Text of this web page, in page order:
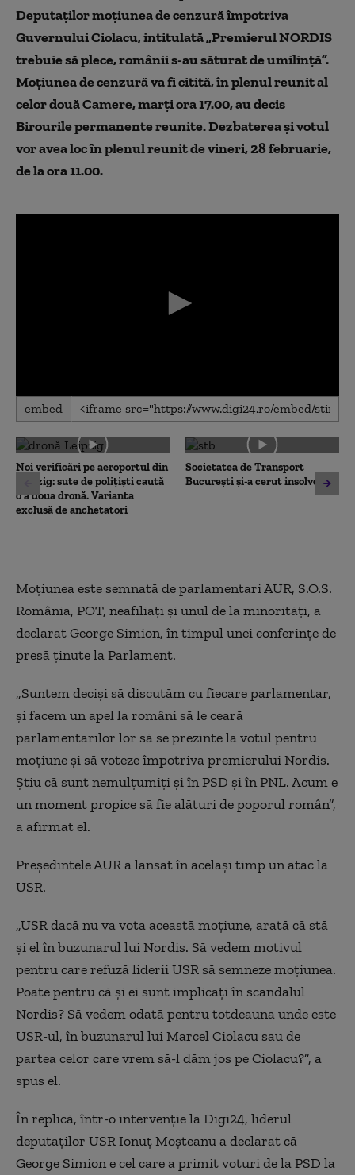
Deputaţilor moţiunea de cenzură împotriva
Guvernului Ciolacu, intitulată „Premierul NORDIS
trebuie să plece, românii s-au săturat de umilinţă”.
Moțiunea de cenzură va fi citită, în plenul reunit al
celor două Camere, marți ora 17.00, au decis
Birourile permanente reunite. Dezbaterea și votul
vor avea loc în plenul reunit de vineri, 28 februarie,
de la ora 11.00.
0
seconds
0
seconds
embed
Noi verificări pe aeroportul din
Leipzig: sute de polițiști caută
o a doua dronă. Varianta
exclusă de anchetatori
Societatea de Transport
București și-a cerut insolvența
Moţiunea este semnată de parlamentari AUR, S.O.S.
România, POT, neafiliaţi şi unul de la minorităţi, a
declarat George Simion, în timpul unei conferințe de
presă ținute la Parlament.
„Suntem deciși să discutăm cu fiecare parlamentar,
și facem un apel la români să le ceară
parlamentarilor lor să se prezinte la votul pentru
moțiune și să voteze împotriva premierului Nordis.
Știu că sunt nemulțumiți și în PSD și în PNL. Acum e
un moment propice să fie alături de poporul român”,
a afirmat el.
Președintele AUR a lansat în același timp un atac la
USR.
„USR dacă nu va vota această moțiune, arată că stă
și el în buzunarul lui Nordis. Să vedem motivul
pentru care refuză liderii USR să semneze moțiunea.
Poate pentru că și ei sunt implicați în scandalul
Nordis? Să vedem odată pentru totdeauna unde este
USR-ul, în buzunarul lui Marcel Ciolacu sau de
partea celor care vrem să-l dăm jos pe Ciolacu?”, a
spus el.
În replică, într-o intervenție la Digi24, liderul
deputaţilor USR Ionuţ Moşteanu a declarat că
George Simion e cel care a primit voturi de la PSD la